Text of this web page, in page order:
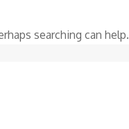
searching can help.